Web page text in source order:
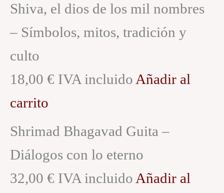
Shiva, el dios de los mil nombres
– Símbolos, mitos, tradición y
culto
18,00 € IVA incluido Añadir al
carrito
Shrimad Bhagavad Guita –
Diálogos con lo eterno
32,00 € IVA incluido Añadir al